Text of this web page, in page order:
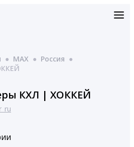
● MAX ● Россия ●
КХЛ | ХОККЕЙ